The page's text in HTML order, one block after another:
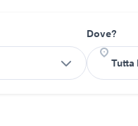
Dove?